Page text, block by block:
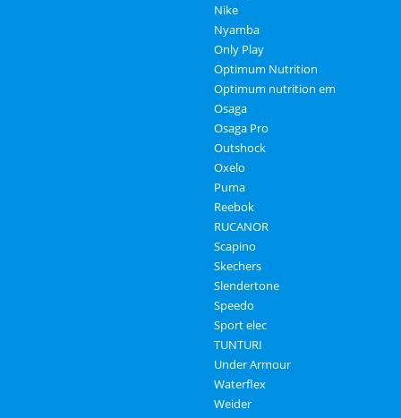
Nike
Nyamba
Only Play
Optimum Nutrition
Optimum nutrition em
Osaga
Osaga Pro
Outshock
Oxelo
Puma
Reebok
RUCANOR
Scapino
Skechers
Slendertone
Speedo
Sport elec
TUNTURI
Under Armour
Waterflex
Weider